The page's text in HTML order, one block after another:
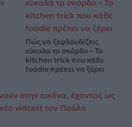
Πώς να ξεφλουδίζεις
εύκολα το σκόρδο – Το
kitchen trick που κάθε
foodie πρέπει να ξέρει